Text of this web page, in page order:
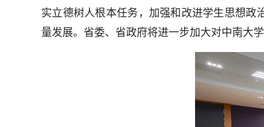
实立德树人根本任务，加强和改进学生思想
量发展。省委、省政府将进一步加大对中南大